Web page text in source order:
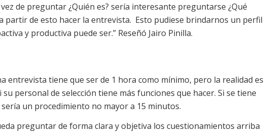
de preguntar ¿Quién es? sería interesante preguntarse ¿Qué
partir de esto hacer la entrevista. Esto pudiese brindarnos un perfil
y productiva puede ser.” Reseñó Jairo Pinilla.
entrevista tiene que ser de 1 hora como mínimo, pero la realidad es
personal de selección tiene más funciones que hacer. Si se tiene
un procedimiento no mayor a 15 minutos.
preguntar de forma clara y objetiva los cuestionamientos arriba